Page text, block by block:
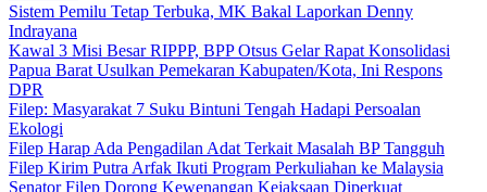
Sistem Pemilu Tetap Terbuka, MK Bakal Laporkan Denny
Indrayana
Kawal 3 Misi Besar RIPPP, BPP Otsus Gelar Rapat Konsolidasi
Papua Barat Usulkan Pemekaran Kabupaten/Kota, Ini Respons
DPR
Filep: Masyarakat 7 Suku Bintuni Tengah Hadapi Persoalan
Ekologi
Filep Harap Ada Pengadilan Adat Terkait Masalah BP Tangguh
Filep Kirim Putra Arfak Ikuti Program Perkuliahan ke Malaysia
Senator Filep Dorong Kewenangan Kejaksaan Diperkuat